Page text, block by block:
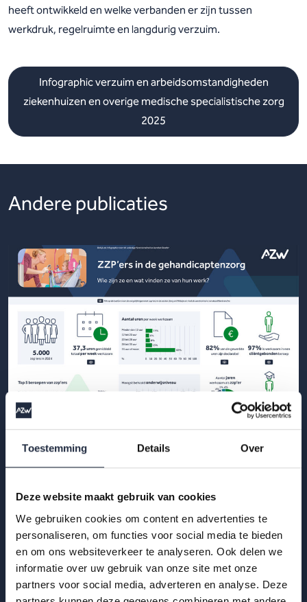
Toestemming Details Over
Deze website maakt gebruik van cookies
We gebruiken cookies om content en advertenties te
personaliseren, om functies voor social media te bieden
en om ons websiteverkeer te analyseren. Ook delen we
informatie over uw gebruik van onze site met onze
partners voor social media, adverteren en analyse. Deze
heeft ontwikkeld en welke verbanden er zijn tussen
werkdruk, regelruimte en langdurig verzuim.
Infographic verzuim en arbeidsomstandigheden
ziekenhuizen en overige medische specialistische zorg
2025
Andere publicaties
29 okt 2025
gehandicaptenzorg
Hoe ervaren zzp’ers het werken in de gehandicaptenzorg?
Bekijk de infographic met kerncijfers 2025.
Lees meer